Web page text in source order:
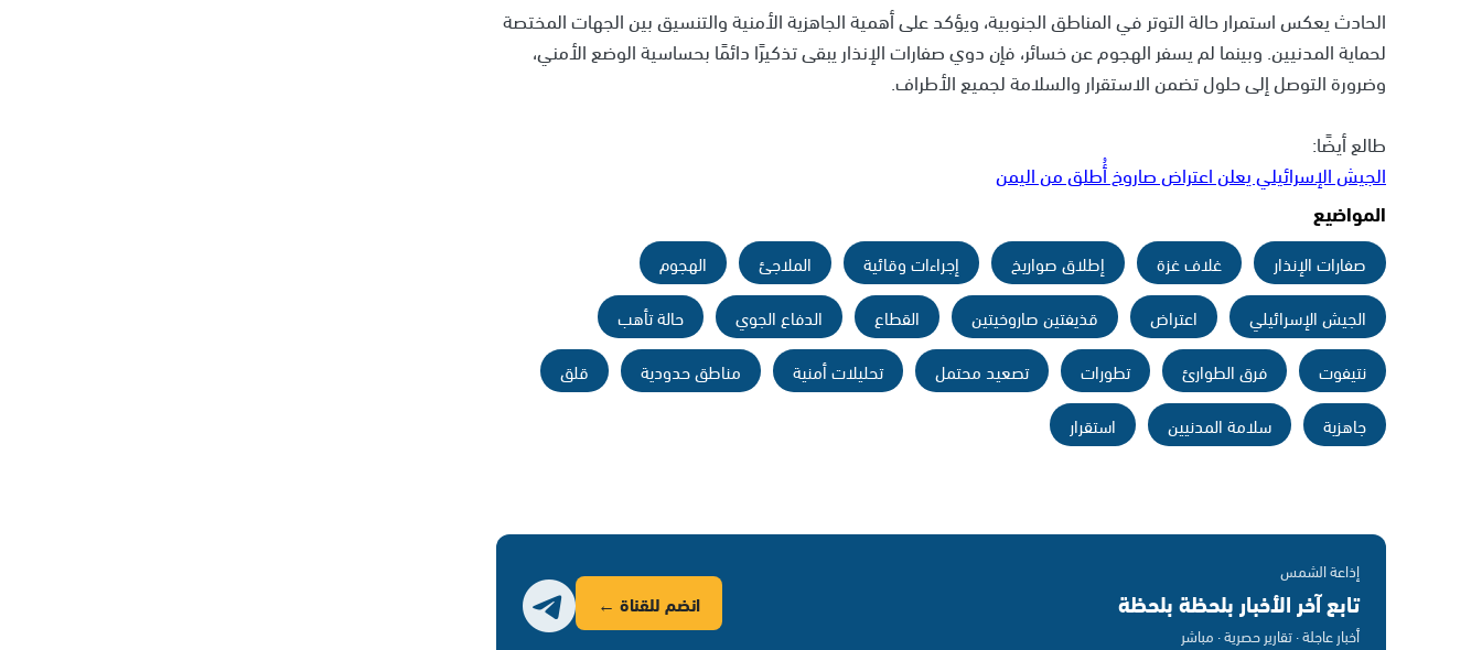
الحادث يعكس استمرار حالة التوتر في المناطق الجنوبية، ويؤكد على أهمية الجاهزية الأمنية والتنسيق بين الجهات المختصة
لحماية المدنيين. وبينما لم يسفر الهجوم عن خسائر، فإن دوي صفارات الإنذار يبقى تذكيرًا دائمًا بحساسية الوضع الأمني،
وضرورة التوصل إلى حلول تضمن الاستقرار والسلامة لجميع الأطراف.
طالع أيضًا:
الجيش الإسرائيلي يعلن اعتراض صاروخ أُطلق من اليمن
المواضيع
صفارات الإنذار غلاف غزة إطلاق صواريخ إجراءات وقائية الملاجئ
الهجوم
الجيش الإسرائيلي
اعتراض قذيفتين صاروخيتين القطاع الدفاع الجوي
حالة تأهب
نتيفوت
فرق الطوارئ تطورات تصعيد محتمل تحليلات أمنية مناطق حدودية
قلق
جاهزية
سلامة المدنيين استقرار
إذاعة الشمس
تابع آخر الأخبار بلحظة بلحظة
أخبار عاجلة · تقارير حصرية · مباشر
انضم للقناة ←